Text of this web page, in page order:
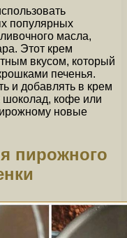
популярных
масла,
Этот крем
вкусом, который
печенья.
и добавлять в крем
шоколад, кофе или
новые
пирожного